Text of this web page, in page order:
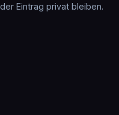
Eintrag privat bleiben.